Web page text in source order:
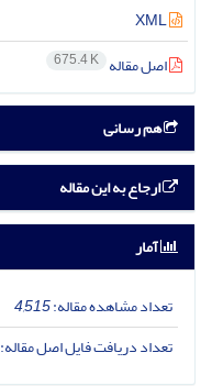
اصل مقاله 675.4 K
هم رسانی
ارجاع به این مقاله
آمار
تعداد مشاهده مقاله:4,515
تعداد دریافت فایل اصل مقاله: